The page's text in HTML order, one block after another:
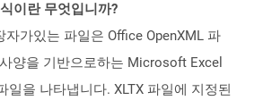
이란 무엇입니까?
자가있는 파일은 Office OpenXML 파
양을 기반으로하는 Microsoft Excel
일을 나타냅니다. XLTX 파일에 지정된